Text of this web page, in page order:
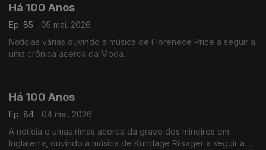
Há 100 Anos
Ep. 85
05 mai. 2026
Notícias várias ouvindo a música de Florenece Price a seguir a
uma crónica acerca da Moda.
Há 100 Anos
Ep. 84
04 mai. 2026
A notícia e umas rimas acerca da grave dos mineiros em
Inglaterra, ouvindo a música de Kundage Riisager a seguir a